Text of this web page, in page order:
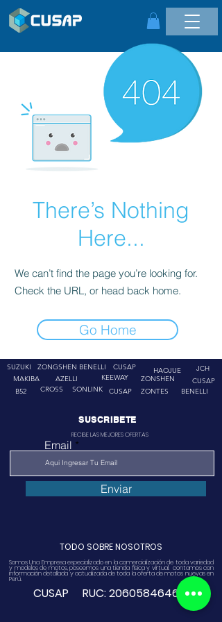
There’s Nothing
Here...
We can’t find the page you’re looking for.
Check the URL, or head back home.
Go Home
SUZUKI
ZONGSHEN
MAKIBA
AZELLI
BENELLI
CUSAP
KEEWAY
B52
CROSS SONLINK CUSAP
HAOJUE
JCH
ZONSHEN
ZONTES
CUSAP
BENELLI
SUSCRIBETE
RECIBE LAS MEJORES OFERTAS
Email
Enviar
TODO SOBRE NOSOTROS
Somos Una Empresa especializado en la comercialización de toda variedad
y modelos de motos, poseemos una tienda física y virtual. contamos con
información detallada y actualizada de toda la oferta de motos nuevas en
Perú.
CUSAP RUC:20605846468